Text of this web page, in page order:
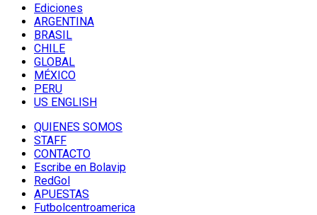
Ediciones
ARGENTINA
BRASIL
CHILE
GLOBAL
MÉXICO
PERU
US ENGLISH
QUIENES SOMOS
STAFF
CONTACTO
Escribe en Bolavip
RedGol
APUESTAS
Futbolcentroamerica